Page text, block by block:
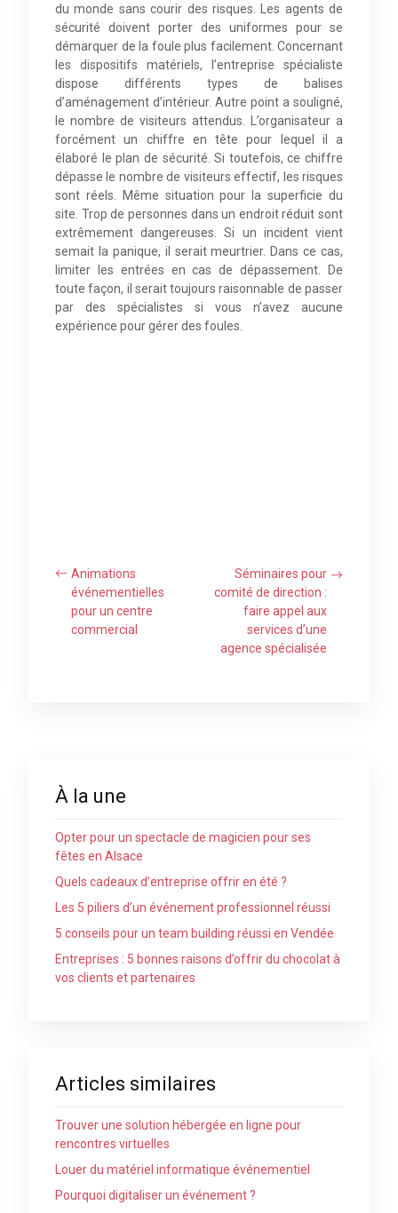
du monde sans courir des risques. Les agents de
sécurité doivent porter des uniformes pour se
démarquer de la foule plus facilement. Concernant
les dispositifs matériels, l’entreprise spécialiste
dispose différents types de balises
d’aménagement d’intérieur. Autre point a souligné,
le nombre de visiteurs attendus. L’organisateur a
forcément un chiffre en tête pour lequel il a
élaboré le plan de sécurité. Si toutefois, ce chiffre
dépasse le nombre de visiteurs effectif, les risques
sont réels. Même situation pour la superficie du
site. Trop de personnes dans un endroit réduit sont
extrêmement dangereuses. Si un incident vient
semait la panique, il serait meurtrier. Dans ce cas,
limiter les entrées en cas de dépassement. De
toute façon, il serait toujours raisonnable de passer
par des spécialistes si vous n’avez aucune
expérience pour gérer des foules.
Animations
événementielles
pour un centre
commercial
Séminaires pour
comité de direction :
faire appel aux
services d’une
agence spécialisée
À la une
Opter pour un spectacle de magicien pour ses
fêtes en Alsace
Quels cadeaux d’entreprise offrir en été ?
Les 5 piliers d’un événement professionnel réussi
5 conseils pour un team building réussi en Vendée
Entreprises : 5 bonnes raisons d’offrir du chocolat à
vos clients et partenaires
Articles similaires
Trouver une solution hébergée en ligne pour
rencontres virtuelles
Louer du matériel informatique événementiel
Pourquoi digitaliser un événement ?